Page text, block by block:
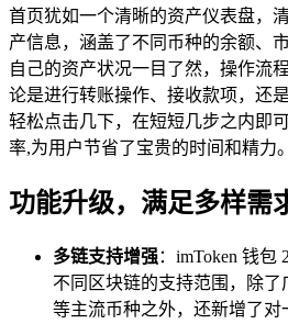
首页犹如一个清晰的资产仪表盘，
产信息，涵盖了不同币种的余额、
自己的资产状况一目了然，操作流
论是进行转账操作、接收款项，还
轻松点击几下，在短短几步之内即
率,为用户节省了宝贵的时间和精力。
功能升级，满足多样需
多链支持增强：imToken 钱包
不同区块链的支持范围，除
等主流币种之外，还新增了